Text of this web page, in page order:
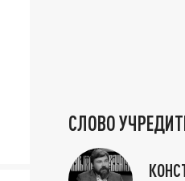
СЛОВО